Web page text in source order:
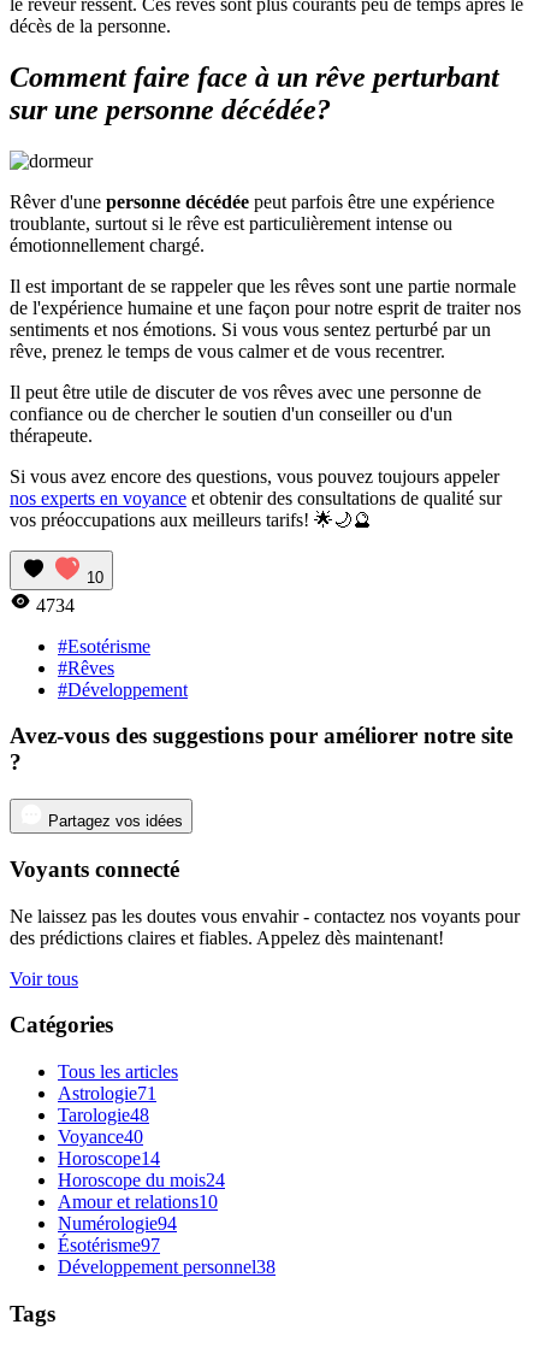
le rêveur ressent. Ces rêves sont plus courants peu de temps après le
décès de la personne.
Comment faire face à un rêve perturbant
sur une personne décédée?
Rêver d'une personne décédée peut parfois être une expérience
troublante, surtout si le rêve est particulièrement intense ou
émotionnellement chargé.
Il est important de se rappeler que les rêves sont une partie normale
de l'expérience humaine et une façon pour notre esprit de traiter nos
sentiments et nos émotions. Si vous vous sentez perturbé par un
rêve, prenez le temps de vous calmer et de vous recentrer.
Il peut être utile de discuter de vos rêves avec une personne de
confiance ou de chercher le soutien d'un conseiller ou d'un
thérapeute.
Si vous avez encore des questions, vous pouvez toujours appeler
nos experts en voyance et obtenir des consultations de qualité sur
vos préoccupations aux meilleurs tarifs! 🌟🌙🔮
10
4734
#Esotérisme
#Rêves
#Développement
Avez-vous des suggestions pour améliorer notre site
?
Partagez vos idées
Voyants connecté
Ne laissez pas les doutes vous envahir - contactez nos voyants pour
des prédictions claires et fiables. Appelez dès maintenant!
Voir tous
Catégories
Tous les articles
Astrologie71
Tarologie48
Voyance40
Horoscope14
Horoscope du mois24
Amour et relations10
Numérologie94
Ésotérisme97
Développement personnel38
Tags